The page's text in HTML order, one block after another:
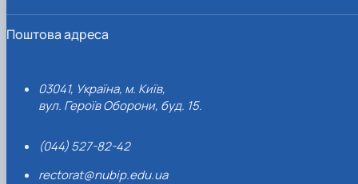
Поштова адреса
03041, Україна, м. Київ,
вул. Героїв Оборони, буд. 15.
(044) 527-82-42
rectorat@nubip.edu.ua